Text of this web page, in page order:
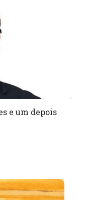
e um depois